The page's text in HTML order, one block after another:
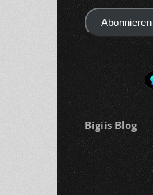
Mail-
AdresseAbonnieren
Bigiis Blog